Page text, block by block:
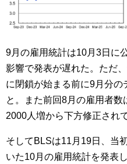
9月の雇用統計は10月3日に
影響で発表が遅れた。ただ
に閉鎖が始まる前に9月分の
と。また前回8月の雇用者
2000人増から下方修正され
そしてBLSは11月19日、当
いた10月の雇用統計を発表